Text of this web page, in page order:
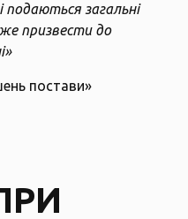
загальні
призвести до
постави»